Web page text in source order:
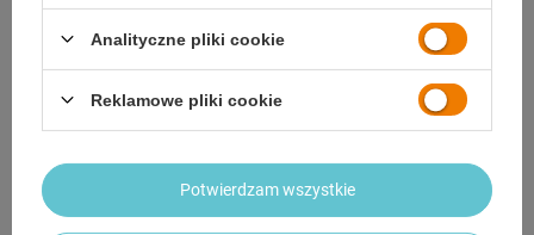
Potrzebujesz pomocy? Masz pytania?
najciekawsze pytania i odpowiedzi publikując
Zadaj pytanie
Analityczne pliki cookie
Reklamowe pliki cookie
Potwierdzam wszystkie